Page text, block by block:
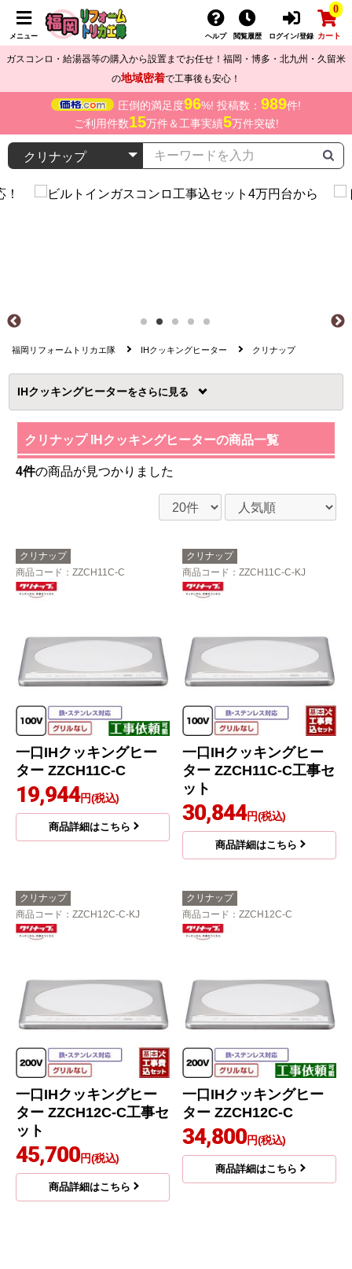
メニュー ヘルプ 閲覧履歴 ログイン/登録
0
カート
ガスコンロ・給湯器等の購入から設置までお任せ！福岡・博多・北九州・久留米
の地域密着で工事後も安心！
圧倒的満足度96%! 投稿数： 989件!
ご利用件数15万件＆工事実績5万件突破!
福岡リフォームトリカエ隊 IHクッキングヒーター クリナップ
IHクッキングヒーターを
クリナップ IHクッキングヒーターの商品一覧
4件の商品が見つかりました
クリナップ
商品コード ：ZZCH11C-C
一口IHクッキングヒー
ター ZZCH11C-C
19,944円(税込)
商品詳細はこちら
クリナップ
商品コード ：ZZCH11C-C-KJ
一口IHクッキングヒー
ター ZZCH11C-C工事セ
ット
30,844円(税込)
商品詳細はこちら
クリナップ
商品コード ：ZZCH12C-C-KJ
一口IHクッキングヒー
ター ZZCH12C-C工事セ
ット
45,700円(税込)
商品詳細はこちら
クリナップ
商品コード ：ZZCH12C-C
一口IHクッキングヒー
ター ZZCH12C-C
34,800円(税込)
商品詳細はこちら